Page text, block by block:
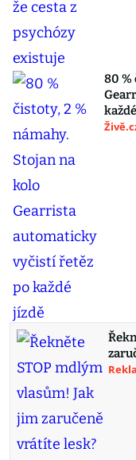
80 %